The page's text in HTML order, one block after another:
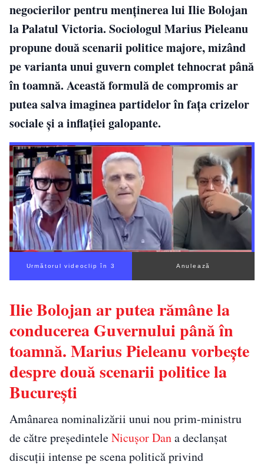
negocierilor pentru menținerea lui Ilie Bolojan
la Palatul Victoria. Sociologul Marius Pieleanu
propune două scenarii politice majore, mizând
pe varianta unui guvern complet tehnocrat până
în toamnă. Această formulă de compromis ar
putea salva imaginea partidelor în fața crizelor
sociale și a inflației galopante.
Următorul videoclip în 2 Anulează
Ilie Bolojan ar putea rămâne la
conducerea Guvernului până în
toamnă. Marius Pieleanu vorbește
despre două scenarii politice la
București
Amânarea nominalizării unui nou prim-ministru
de către președinteleNicușor Dana declanșat
discuții intense pe scena politică privind